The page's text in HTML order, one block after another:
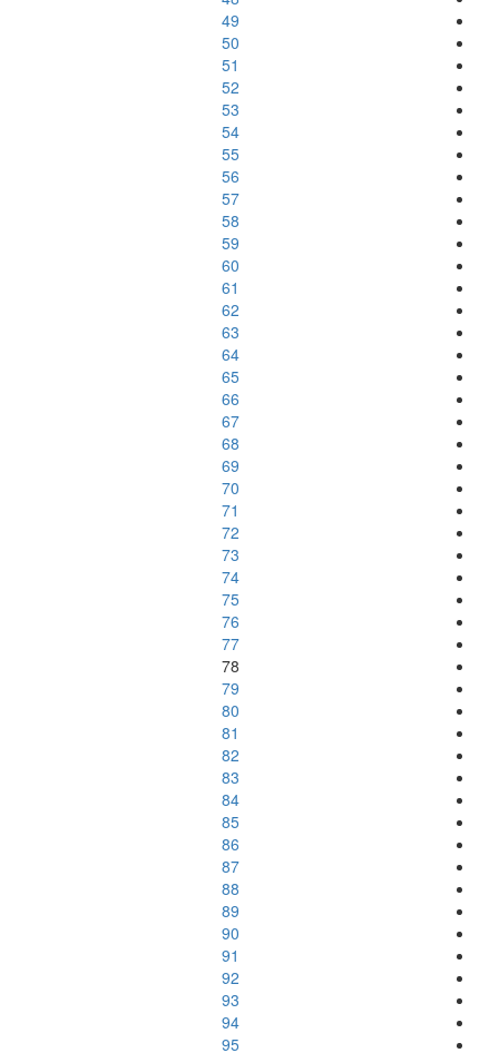
49
50
51
52
53
54
55
56
57
58
59
60
61
62
63
64
65
66
67
68
69
70
71
72
73
74
75
76
77
78
79
80
81
82
83
84
85
86
87
88
89
90
91
92
93
94
95